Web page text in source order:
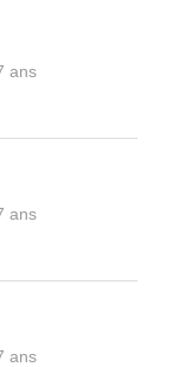
ans
ans
ans